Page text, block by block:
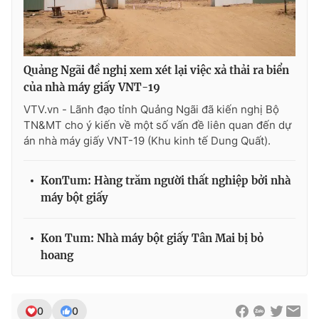
THỜI BÁO VTV
Theo dõi báo trên
Cơ quan chủ quản:Đài Truyền hình Việt Nam
Cơ quan báo chí:Thời báo VTV
cấp ngày 29/12/2023
Tổng Biên tập:
Tổng đài VTV:
024.38 355 931 - 024.38 355 932
Quảng Ngãi đề nghị xem xét lại việc xả thải ra biển
của nhà máy giấy VNT-19
VTV.vn - Lãnh đạo tỉnh Quảng Ngãi đã kiến nghị Bộ
TN&MT cho ý kiến về một số vấn đề liên quan đến dự
án nhà máy giấy VNT-19 (Khu kinh tế Dung Quất).
KonTum: Hàng trăm người thất nghiệp bởi nhà
máy bột giấy
Kon Tum: Nhà máy bột giấy Tân Mai bị bỏ
hoang
0 0